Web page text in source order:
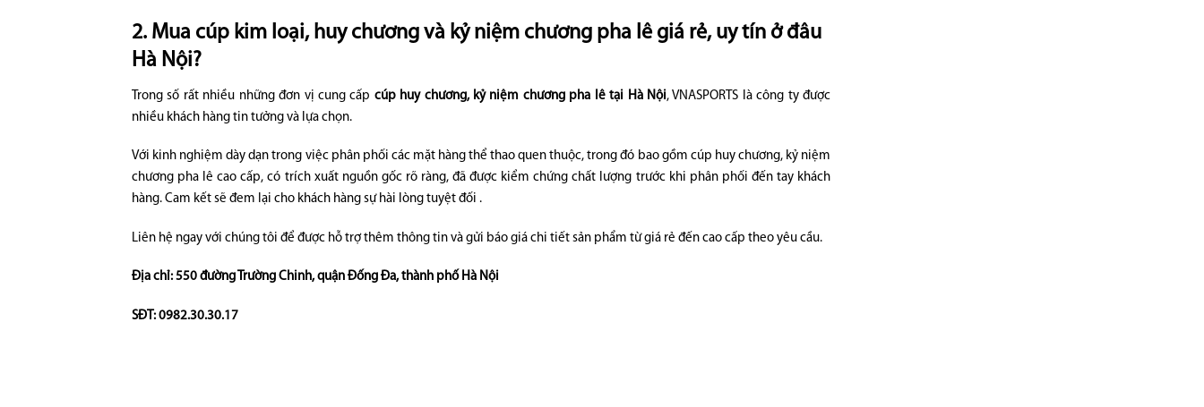
2. Mua cúp kim loại, huy chương và kỷ niệm chương pha lê giá rẻ, uy tín ở đâu
Hà Nội?
Trong số rất nhiều những đơn vị cung cấp cúp huy chương, kỷ niệm chương pha lê tại Hà Nội, VNASPORTS là công ty được
nhiều khách hàng tin tưởng và lựa chọn.
Với kinh nghiệm dày dạn trong việc phân phối các mặt hàng thể thao quen thuộc, trong đó bao gồm cúp huy chương, kỷ niệm
chương pha lê cao cấp, có trích xuất nguồn gốc rõ ràng, đã được kiểm chứng chất lượng trước khi phân phối đến tay khách
hàng. Cam kết sẽ đem lại cho khách hàng sự hài lòng tuyệt đối .
Liên hệ ngay với chúng tôi để được hỗ trợ thêm thông tin và gửi báo giá chi tiết sản phẩm từ giá rẻ đến cao cấp theo yêu cầu.
Địa chỉ: 550 đường Trường Chinh, quận Đống Đa, thành phố Hà Nội
SĐT: 0982.30.30.17